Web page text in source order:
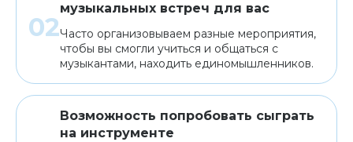
музыкальных встреч для вас
Часто организовываем разные мероприятия,
чтобы вы смогли учиться и общаться с
музыкантами, находить единомышленников.
Возможность попробовать сыграть
на инструменте